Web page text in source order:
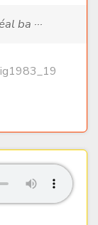
ba ···